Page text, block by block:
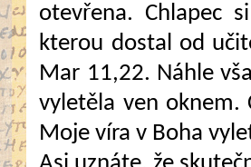
otevřena. Chlapec
kterou dostal od
Mar 11,22. Náhle
vyletěla ven oknem.
Moje víra v Boha